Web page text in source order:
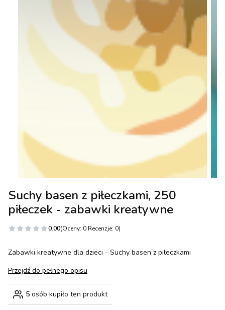
Suchy basen z piłeczkami, 250
piłeczek - zabawki kreatywne
0.00(Oceny: 0 Recenzje: 0)
Zabawki kreatywne dla dzieci - Suchy basen z piłeczkami
Przejdź do pełnego opisu
5 osób kupiło ten produkt